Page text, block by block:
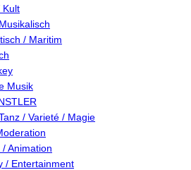
Kult
/ Maritim
Musik
/ Varieté / Magie
/ Animation
/ Entertainment